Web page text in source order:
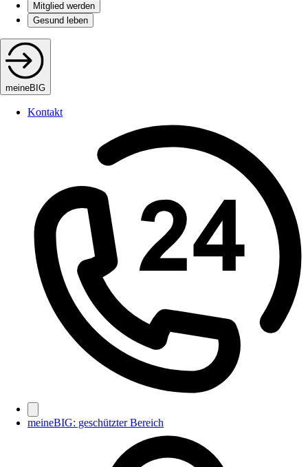
Mitglied werden
Gesund leben
meineBIG
Kontakt
meineBIG: geschützter Bereich